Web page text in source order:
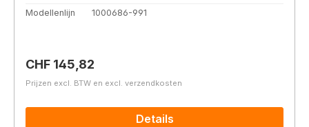
Modellenlijn
1000686-991
Normale prijs:
CHF 145,82
Prijzen excl. BTW en excl. verzendkosten
Details